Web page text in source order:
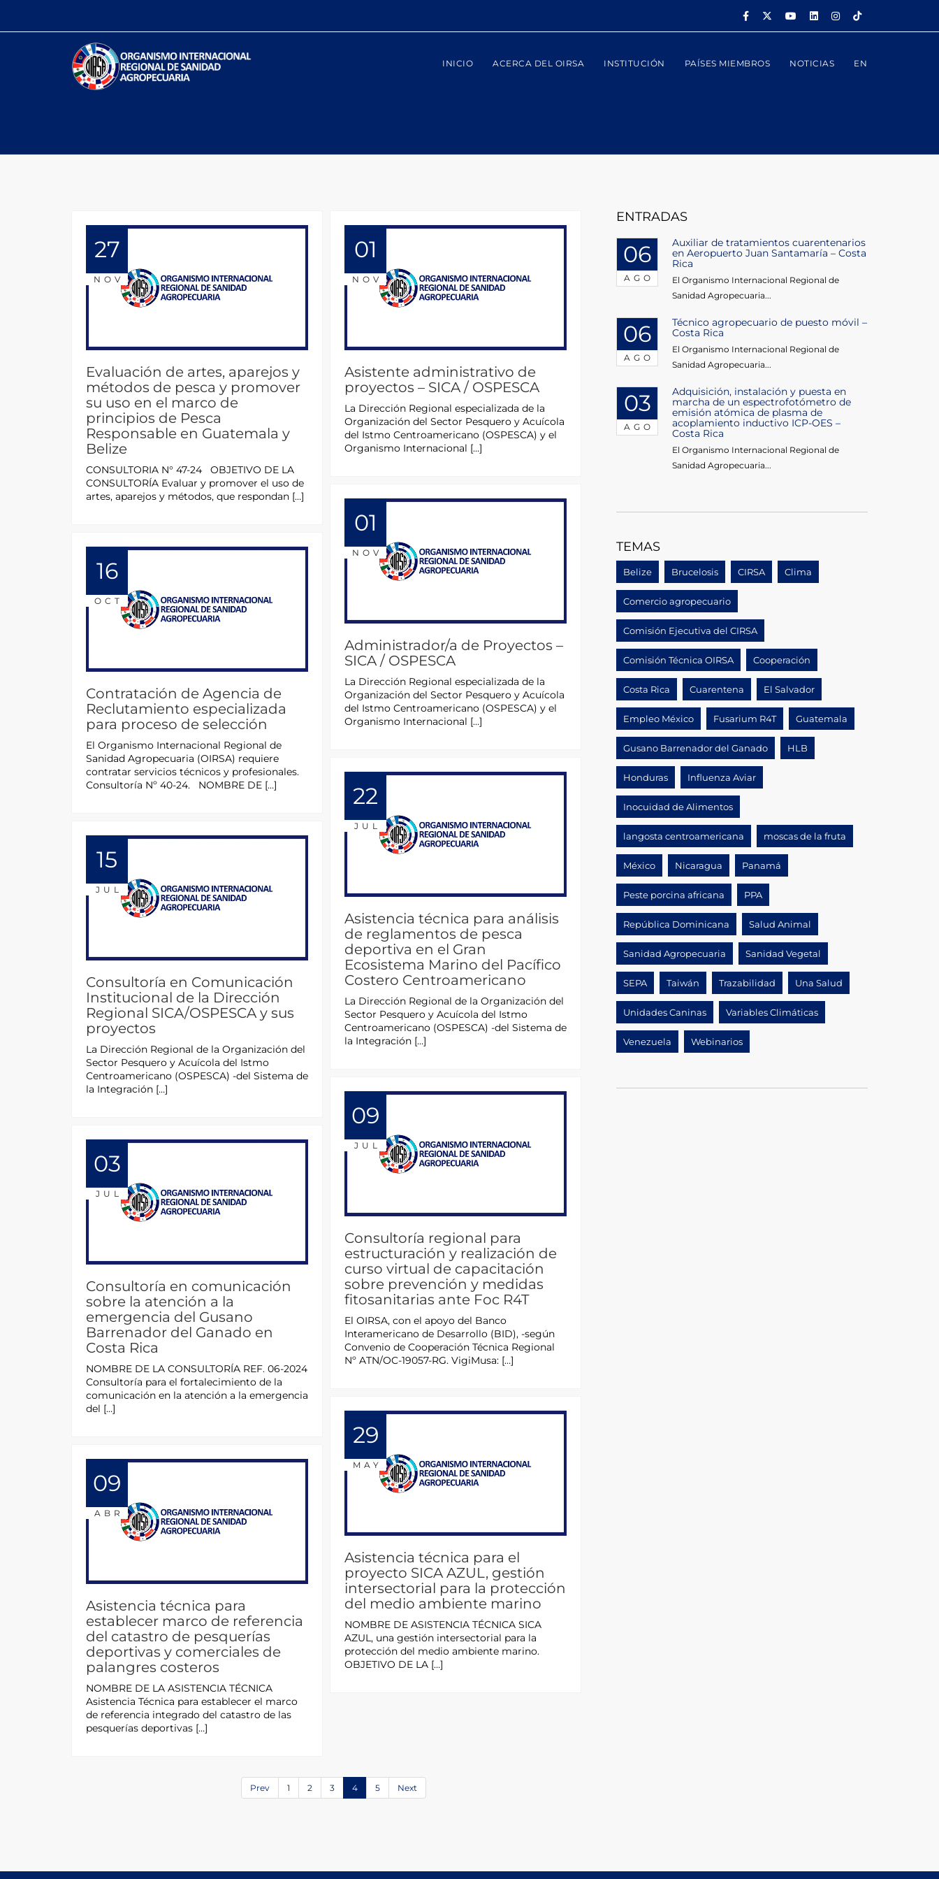
INICIO ACERCA DEL OIRSA INSTITUCIÓN PAÍSES MIEMBROS NOTICIAS EN
27
NOV
Evaluación de artes, aparejos y
métodos de pesca y promover
su uso en el marco de
principios de Pesca
Responsable en Guatemala y
Belize
CONSULTORIA N° 47-24 OBJETIVO DE LA
CONSULTORÍA Evaluar y promover el uso de
artes, aparejos y métodos, que respondan […]
01
NOV
Asistente administrativo de
proyectos – SICA / OSPESCA
La Dirección Regional especializada de la
Organización del Sector Pesquero y Acuícola
del Istmo Centroamericano (OSPESCA) y el
Organismo Internacional […]
01
NOV
Administrador/a de Proyectos –
SICA / OSPESCA
La Dirección Regional especializada de la
Organización del Sector Pesquero y Acuícola
del Istmo Centroamericano (OSPESCA) y el
Organismo Internacional […]
16
OCT
Contratación de Agencia de
Reclutamiento especializada
para proceso de selección
El Organismo Internacional Regional de
Sanidad Agropecuaria (OIRSA) requiere
contratar servicios técnicos y profesionales.
Consultoría Nº 40-24. NOMBRE DE […]
22
JUL
Asistencia técnica para análisis
de reglamentos de pesca
deportiva en el Gran
Ecosistema Marino del Pacífico
Costero Centroamericano
La Dirección Regional de la Organización del
Sector Pesquero y Acuícola del Istmo
Centroamericano (OSPESCA) -del Sistema de
la Integración […]
15
JUL
Consultoría en Comunicación
Institucional de la Dirección
Regional SICA/OSPESCA y sus
proyectos
La Dirección Regional de la Organización del
Sector Pesquero y Acuícola del Istmo
Centroamericano (OSPESCA) -del Sistema de
la Integración […]
09
JUL
Consultoría regional para
estructuración y realización de
curso virtual de capacitación
sobre prevención y medidas
fitosanitarias ante Foc R4T
El OIRSA, con el apoyo del Banco
Interamericano de Desarrollo (BID), -según
Convenio de Cooperación Técnica Regional
Nº ATN/OC-19057-RG. VigiMusa: […]
03
JUL
Consultoría en comunicación
sobre la atención a la
emergencia del Gusano
Barrenador del Ganado en
Costa Rica
NOMBRE DE LA CONSULTORÍA REF. 06-2024
Consultoría para el fortalecimiento de la
comunicación en la atención a la emergencia
del […]
29
MAY
Asistencia técnica para el
proyecto SICA AZUL, gestión
intersectorial para la protección
del medio ambiente marino
NOMBRE DE ASISTENCIA TÉCNICA SICA
AZUL, una gestión intersectorial para la
protección del medio ambiente marino.
OBJETIVO DE LA […]
09
ABR
Asistencia técnica para
establecer marco de referencia
del catastro de pesquerías
deportivas y comerciales de
palangres costeros
NOMBRE DE LA ASISTENCIA TÉCNICA
Asistencia Técnica para establecer el marco
de referencia integrado del catastro de las
pesquerías deportivas […]
Prev 1 2 3 4 5 Next
ENTRADAS
06
AGO
Auxiliar de tratamientos cuarentenarios
en Aeropuerto Juan Santamaría – Costa
Rica
El Organismo Internacional Regional de
Sanidad Agropecuaria...
06
AGO
Técnico agropecuario de puesto móvil –
Costa Rica
El Organismo Internacional Regional de
Sanidad Agropecuaria...
03
AGO
Adquisición, instalación y puesta en
marcha de un espectrofotómetro de
emisión atómica de plasma de
acoplamiento inductivo ICP-OES –
Costa Rica
El Organismo Internacional Regional de
Sanidad Agropecuaria...
TEMAS
Belize Brucelosis CIRSA Clima
Comercio agropecuario
Comisión Ejecutiva del CIRSA
Comisión Técnica OIRSA Cooperación
Costa Rica Cuarentena El Salvador
Empleo México Fusarium R4T Guatemala
Gusano Barrenador del Ganado HLB
Honduras Influenza Aviar
Inocuidad de Alimentos
langosta centroamericana moscas de la fruta
México Nicaragua Panamá
Peste porcina africana PPA
República Dominicana Salud Animal
Sanidad Agropecuaria Sanidad Vegetal
SEPA Taiwán Trazabilidad Una Salud
Unidades Caninas Variables Climáticas
Venezuela Webinarios